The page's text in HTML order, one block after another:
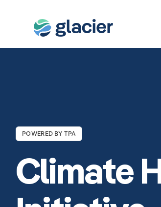
POWERED BY TPA
Climate